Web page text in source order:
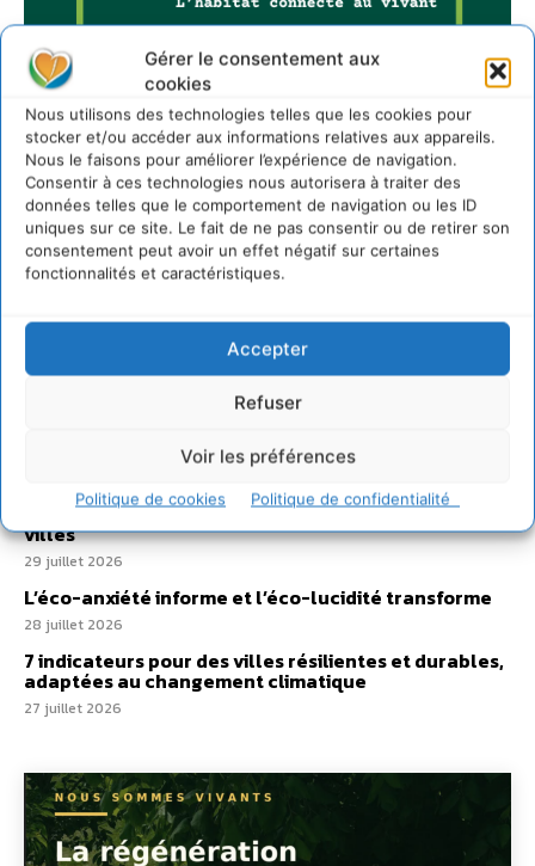
Gérer le consentement aux
cookies
Nous utilisons des technologies telles que les cookies pour
stocker et/ou accéder aux informations relatives aux appareils.
Nous le faisons pour améliorer l’expérience de navigation.
Consentir à ces technologies nous autorisera à traiter des
données telles que le comportement de navigation ou les ID
uniques sur ce site. Le fait de ne pas consentir ou de retirer son
consentement peut avoir un effet négatif sur certaines
fonctionnalités et caractéristiques.
Accepter
Refuser
Voir les préférences
Politique de cookies Politique de confidentialité
Sur Cdurable
Comment le sol français a perdu sa mémoire
hydrique et déréglé tout le territoire (2020-2026)
2 août 2026
Développer notre attention aux espèces vivantes
Un kit citoyen pour lever les freins au
développement des forêts comestibles dans nos
villes
29 juillet 2026
L’éco-anxiété informe et l’éco-lucidité transforme
28 juillet 2026
7 indicateurs pour des villes résilientes et durables,
adaptées au changement climatique
27 juillet 2026